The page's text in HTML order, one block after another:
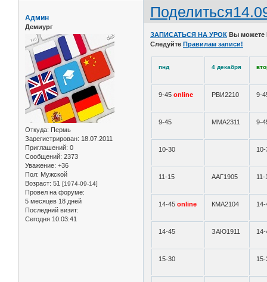
Поделиться
Админ
Демиург
Откуда: Пермь
Зарегистрирован: 18.07.2011
Приглашений: 0
Сообщений: 2373
Уважение: +36
Пол: Мужской
Возраст: 51 [1974-09-14]
Провел на форуме:
5 месяцев 18 дней
Последний визит:
Сегодня 10:03:41
ЗАПИСАТЬСЯ НА УРОК Вы
Следуйте Правилам записи!
пнд 4 декабря
9-45online РВИ2210 9-
9-45 ММА2311 9-
10-30 10-
11-15 ААГ1905 11-
14-45online КМА2104
14-45 ЗАЮ1911 14-
15-30 15-